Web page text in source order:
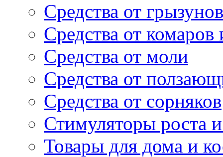
Средства от грызунов
Средства от
Средства от моли
Средства от
Средства от сорняков
Стимуляторы роста и
Товары для дома и